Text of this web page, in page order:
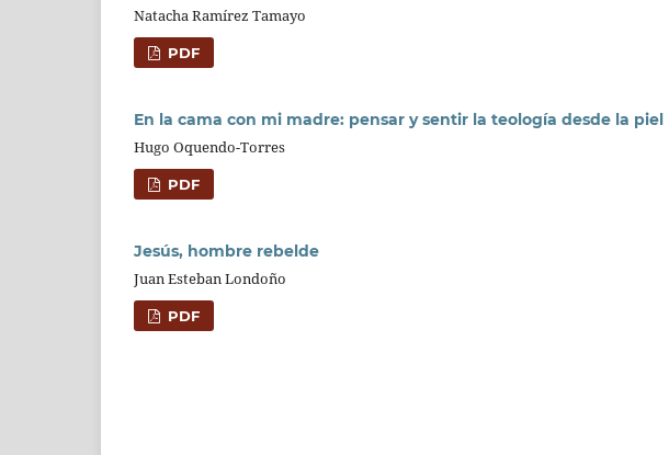
Natacha Ramírez Tamayo
PDF
En la cama con mi madre: pensar y sentir la teología desde la piel
Hugo Oquendo-Torres
PDF
Jesús, hombre rebelde
Juan Esteban Londoño
PDF